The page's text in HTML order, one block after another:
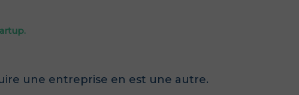
une entreprise en est une autre.